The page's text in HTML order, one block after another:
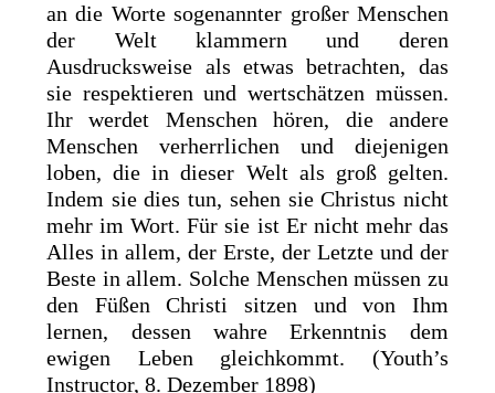
an die Worte sogenannter großer Menschen
der Welt klammern und deren
Ausdrucksweise als etwas betrachten, das
sie respektieren und wertschätzen müssen.
Ihr werdet Menschen hören, die andere
Menschen verherrlichen und diejenigen
loben, die in dieser Welt als groß gelten.
Indem sie dies tun, sehen sie Christus nicht
mehr im Wort. Für sie ist Er nicht mehr das
Alles in allem, der Erste, der Letzte und der
Beste in allem. Solche Menschen müssen zu
den Füßen Christi sitzen und von Ihm
lernen, dessen wahre Erkenntnis dem
ewigen Leben gleichkommt. (Youth’s
Instructor, 8. Dezember 1898)